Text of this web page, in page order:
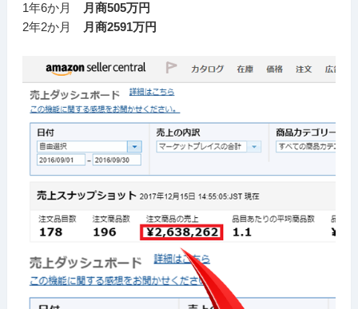
1年6か月
月商505万円
2年2か月
月商2591万円